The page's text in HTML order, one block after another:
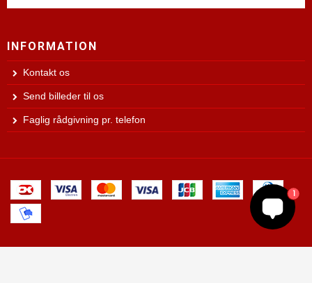
INFORMATION
Kontakt os
Send billeder til os
Faglig rådgivning pr. telefon
1